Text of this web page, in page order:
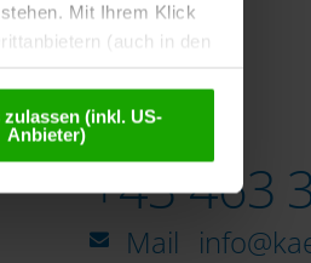
Mit Ihrem Klick
(auch in den
(inkl. US-
Anbieter)
+43 463
Mail